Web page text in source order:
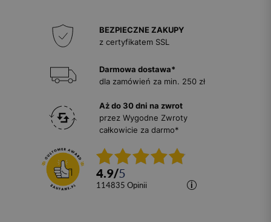
BEZPIECZNE ZAKUPY
z certyfikatem SSL
Darmowa dostawa*
dla zamówień za min. 250 zł
Aż do 30 dni na zwrot
przez Wygodne Zwroty
całkowicie za darmo*
4.9/5
114835 opinii